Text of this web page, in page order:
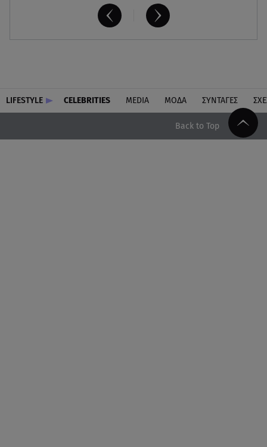
LIFESTYLE CELEBRITIES MEDIA ΜΟΔΑ ΣΥΝΤΑΓΕΣ
Back to Top